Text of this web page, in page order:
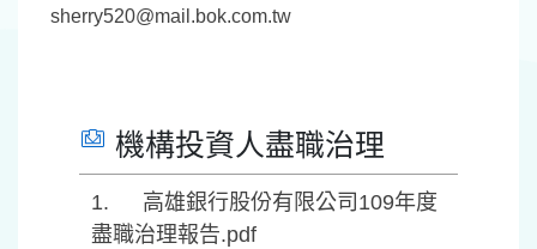
sherry520@mail.bok.com.tw
機構投資人盡職治理
高雄銀行股份有限公司109年度
盡職治理報告.pdf